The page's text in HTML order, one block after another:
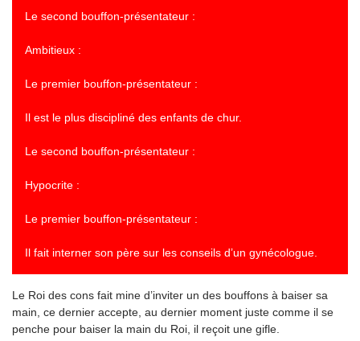
Le second bouffon-présentateur :
Ambitieux :
Le premier bouffon-présentateur :
Il est le plus discipliné des enfants de chur.
Le second bouffon-présentateur :
Hypocrite :
Le premier bouffon-présentateur :
Il fait interner son père sur les conseils d’un gynécologue.
Le Roi des cons fait mine d’inviter un des bouffons à baiser sa
main, ce dernier accepte, au dernier moment juste comme il se
penche pour baiser la main du Roi, il reçoit une gifle.